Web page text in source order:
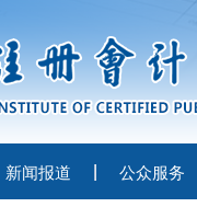
新闻报道 公众服务